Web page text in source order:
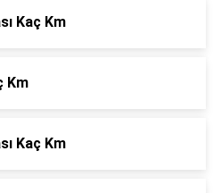
Kaç Km
Km
Kaç Km